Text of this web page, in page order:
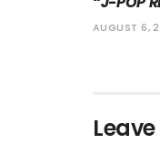
AUGUST 6,